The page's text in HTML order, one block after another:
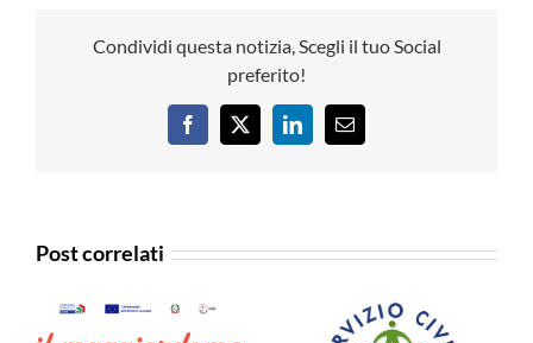
Condividi questa notizia, Scegli il tuo Social
preferito!
Facebook
X LinkedInEmail
Post correlati
Graduatorie